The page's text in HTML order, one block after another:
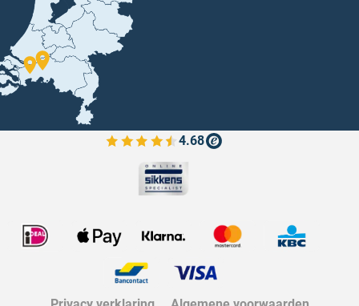
4.68
Bekijk de verfplaza beoordelingen